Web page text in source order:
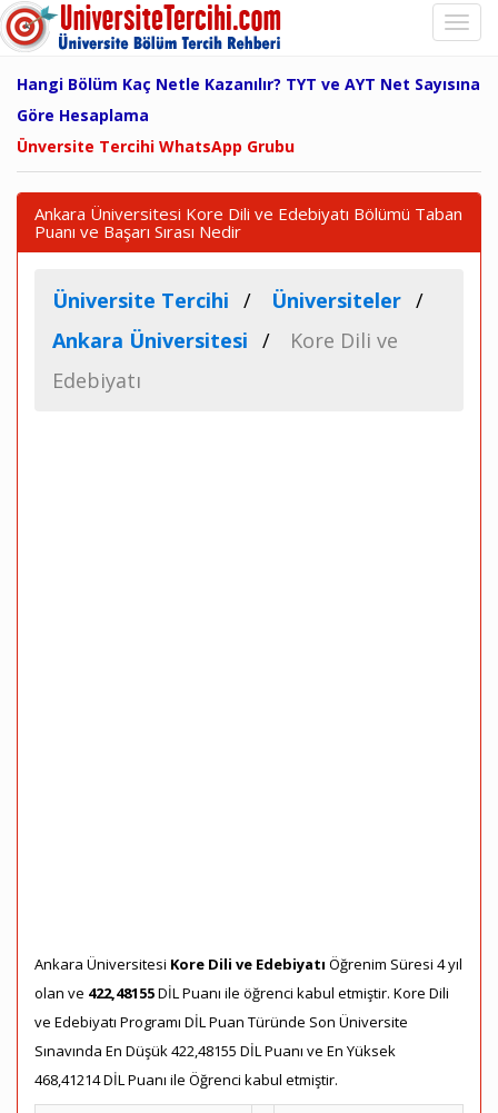
Hangi Bölüm Kaç Netle Kazanılır? TYT ve AYT Net Sayısına
Göre Hesaplama
Ünversite Tercihi WhatsApp Grubu
Ankara Üniversitesi Kore Dili ve Edebiyatı Bölümü Taban
Puanı ve Başarı Sırası Nedir
Üniversite Tercihi
Üniversiteler
Ankara Üniversitesi
Kore Dili ve
Edebiyatı
Ankara Üniversitesi Kore Dili ve Edebiyatı Öğrenim Süresi 4 yıl
olan ve 422,48155DİL Puanı ile öğrenci kabul etmiştir. Kore Dili
ve Edebiyatı Programı DİL Puan Türünde Son Üniversite
Sınavında En Düşük 422,48155 DİL Puanı ve En Yüksek
468,41214 DİL Puanı ile Öğrenci kabul etmiştir.